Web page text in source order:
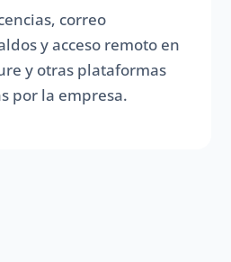
correo
y acceso remoto en
y otras plataformas
por la empresa.